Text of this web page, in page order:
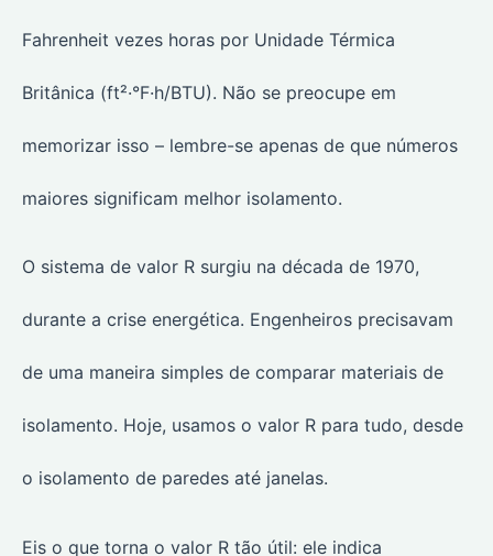
Fahrenheit vezes horas por Unidade Térmica
Britânica (ft²·°F·h/BTU). Não se preocupe em
memorizar isso – lembre-se apenas de que números
maiores significam melhor isolamento.
O sistema de valor R surgiu na década de 1970,
durante a crise energética. Engenheiros precisavam
de uma maneira simples de comparar materiais de
isolamento. Hoje, usamos o valor R para tudo, desde
o isolamento de paredes até janelas.
Eis o que torna o valor R tão útil: ele indica